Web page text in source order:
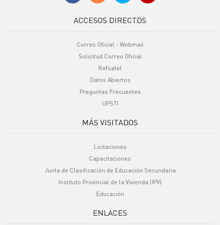
ACCESOS DIRECTOS
Correo Oficial - Webmail
Solicitud Correo Oficial
Refsatel
Datos Abiertos
Preguntas Frecuentes
UPSTI
MÁS VISITADOS
Licitaciones
Capacitaciones
Junta de Clasificación de Educación Secundaria
Instituto Provincial de la Vivienda (IPV)
Educación
ENLACES